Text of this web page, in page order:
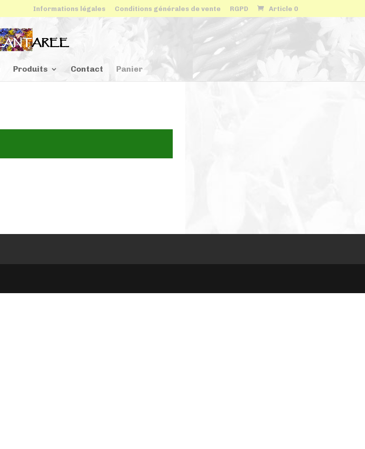
Informations légales Conditions générales de vente RGPD Article 0
Produits Contact Panier